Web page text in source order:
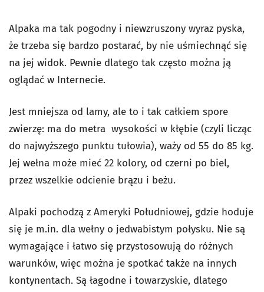
Alpaka ma tak pogodny i niewzruszony wyraz pyska,
że trzeba się bardzo postarać, by nie uśmiechnąć się
na jej widok. Pewnie dlatego tak często można ją
oglądać w Internecie.
Jest mniejsza od lamy, ale to i tak całkiem spore
zwierzę: ma do metra wysokości w kłębie (czyli licząc
do najwyższego punktu tułowia), waży od 55 do 85 kg.
Jej wełna może mieć 22 kolory, od czerni po biel,
przez wszelkie odcienie brązu i beżu.
Alpaki pochodzą z Ameryki Południowej, gdzie hoduje
się je m.in. dla wełny o jedwabistym połysku. Nie są
wymagające i łatwo się przystosowują do różnych
warunków, więc można je spotkać także na innych
kontynentach. Są łagodne i towarzyskie, dlatego